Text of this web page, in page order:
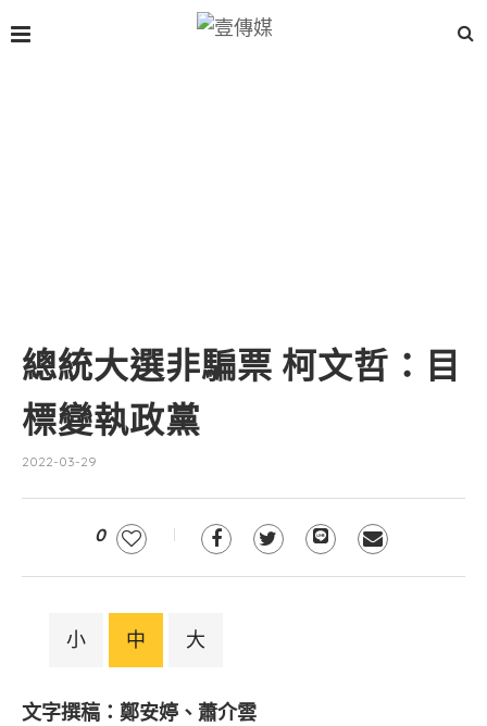
總統大選非騙票 柯文哲：目
標變執政黨
2022-03-29
0
小 中 大
文字撰稿：鄭安婷、蕭介雲